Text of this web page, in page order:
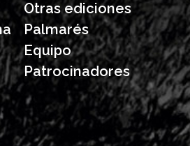
Otras ediciones
Palmarés
Equipo
Patrocinadores